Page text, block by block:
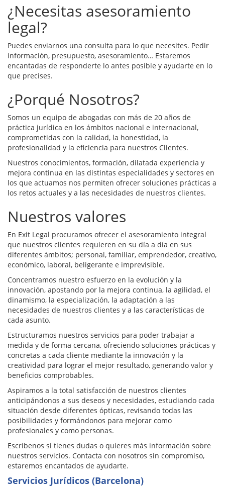
¿Necesitas asesoramiento
legal?
Puedes enviarnos una consulta para lo que necesites. Pedir
información, presupuesto, asesoramiento… Estaremos
encantadas de responderte lo antes posible y ayudarte en lo
que precises.
¿Porqué Nosotros?
Somos un equipo de abogadas con más de 20 años de
práctica jurídica en los ámbitos nacional e internacional,
comprometidas con la calidad, la honestidad, la
profesionalidad y la eficiencia para nuestros Clientes.
Nuestros conocimientos, formación, dilatada experiencia y
mejora continua en las distintas especialidades y sectores en
los que actuamos nos permiten ofrecer soluciones prácticas a
los retos actuales y a las necesidades de nuestros clientes.
Nuestros valores
En Exit Legal procuramos ofrecer el asesoramiento integral
que nuestros clientes requieren en su día a día en sus
diferentes ámbitos; personal, familiar, emprendedor, creativo,
económico, laboral, beligerante e imprevisible.
Concentramos nuestro esfuerzo en la evolución y la
innovación, apostando por la mejora continua, la agilidad, el
dinamismo, la especialización, la adaptación a las
necesidades de nuestros clientes y a las características de
cada asunto.
Estructuramos nuestros servicios para poder trabajar a
medida y de forma cercana, ofreciendo soluciones prácticas y
concretas a cada cliente mediante la innovación y la
creatividad para lograr el mejor resultado, generando valor y
beneficios comprobables.
Aspiramos a la total satisfacción de nuestros clientes
anticipándonos a sus deseos y necesidades, estudiando cada
situación desde diferentes ópticas, revisando todas las
posibilidades y formándonos para mejorar como
profesionales y como personas.
Escríbenos si tienes dudas o quieres más información sobre
nuestros servicios. Contacta con nosotros sin compromiso,
estaremos encantados de ayudarte.
Servicios Jurídicos (Barcelona)